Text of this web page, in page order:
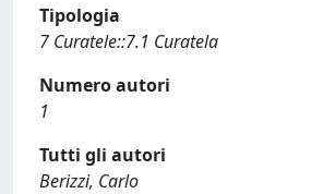
Tipologia
7 Curatele::7.1 Curatela
Numero autori
1
Tutti gli autori
Berizzi, Carlo